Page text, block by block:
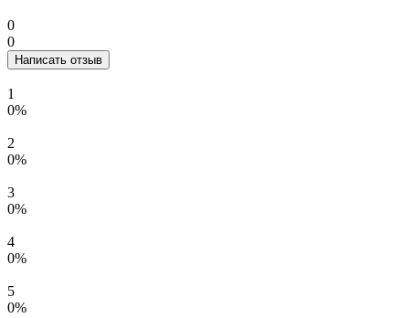
0
0
Написать отзыв
1
0%
2
0%
3
0%
4
0%
5
0%